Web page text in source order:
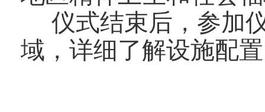
仪式结束后，参加
域，详细了解设施配